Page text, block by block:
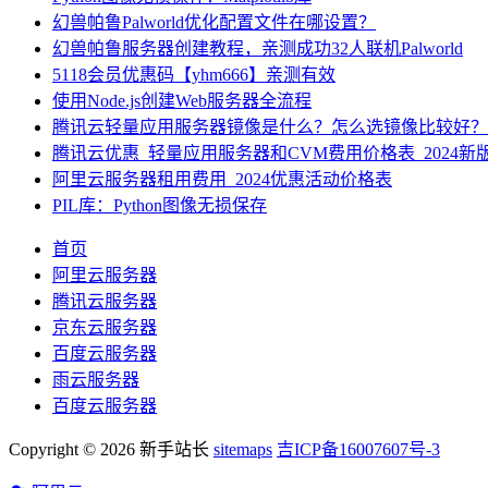
幻兽帕鲁Palworld优化配置文件在哪设置？
幻兽帕鲁服务器创建教程，亲测成功32人联机Palworld
5118会员优惠码【yhm666】亲测有效
使用Node.js创建Web服务器全流程
腾讯云轻量应用服务器镜像是什么？怎么选镜像比较好？
腾讯云优惠_轻量应用服务器和CVM费用价格表_2024新
阿里云服务器租用费用_2024优惠活动价格表
PIL库：Python图像无损保存
首页
阿里云服务器
腾讯云服务器
京东云服务器
百度云服务器
雨云服务器
百度云服务器
Copyright © 2026 新手站长 sitemaps 吉ICP备16007607号-3